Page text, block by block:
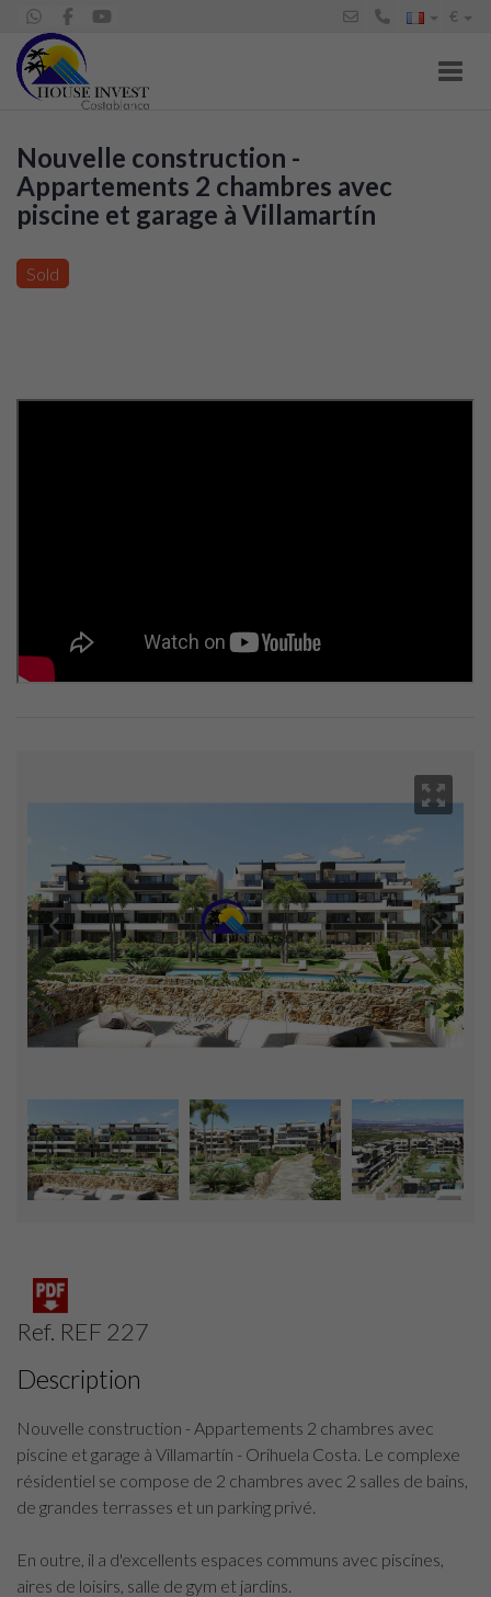
€
Nouvelle construction -
Appartements 2 chambres avec
piscine et garage à Villamartín
(Orihuela), 284.000 €
Sold
Ref. REF 227
Description
Nouvelle construction - Appartements 2 chambres avec
piscine et garage à Villamartín - Orihuela Costa. Le complexe
résidentiel se compose de 2 chambres avec 2 salles de bains,
de grandes terrasses et un parking privé.
En outre, il a d'excellents espaces communs avec piscines,
aires de loisirs, salle de gym et jardins.